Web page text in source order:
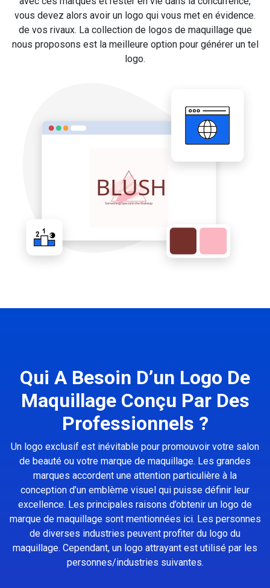
vous devez alors avoir un logo qui vous met en évidence.
de vos rivaux. La collection de logos de maquillage que
nous proposons est la meilleure option pour générer un tel
logo.
Qui A Besoin D’un Logo De
Maquillage Conçu Par Des
Professionnels ?
Un logo exclusif est inévitable pour promouvoir votre salon
de beauté ou votre marque de maquillage. Les grandes
marques accordent une attention particulière à la
conception d’un emblème visuel qui puisse définir leur
excellence. Les principales raisons d’obtenir un logo de
marque de maquillage sont mentionnées ici. Les personnes
de diverses industries peuvent profiter du logo du
maquillage. Cependant, un logo attrayant est utilisé par les
personnes/industries suivantes.